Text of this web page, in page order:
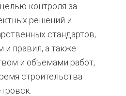
контроля за
решений и
стандартов,
и правил, а также
и объемами работ,
строительства